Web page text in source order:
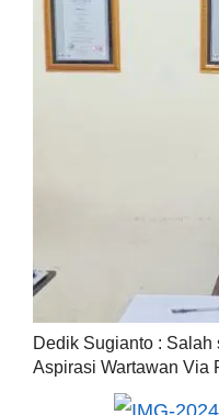
Dedik Sugianto : Salah
Aspirasi Wartawan Via